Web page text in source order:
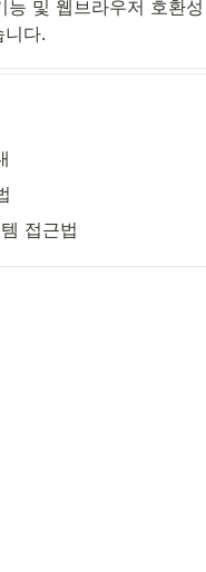
및 웹브라우저 호환성
다.
접근법